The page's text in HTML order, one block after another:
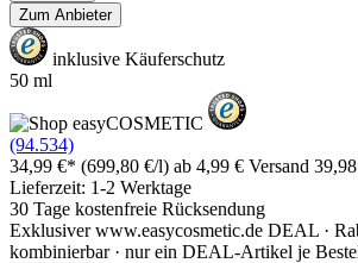
Zum Anbieter
inklusive Käuferschutz
50 ml
(94.534)
34,99 €* (699,80 €/l) ab 4,99 € Versand
Lieferzeit: 1-2 Werktage
30 Tage kostenfreie Rücksendung
Exklusiver www.easycosmetic.de DEAL ·
kombinierbar · nur ein DEAL-Artikel je